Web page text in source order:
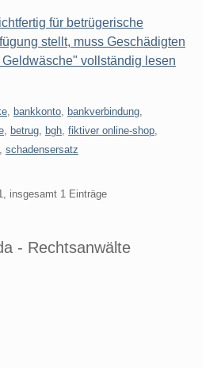
für betrügerische
stellt, muss Geschädigten
vollständig lesen
bankkonto bankverbindung
betrug bgh fiktiver online-shop
schadensersatz
insgesamt 1 Einträge
- Rechtsanwälte